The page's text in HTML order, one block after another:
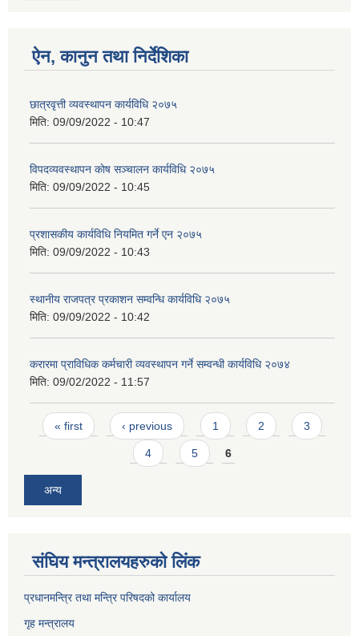
ऐन, कानुन तथा निर्देशिका
छात्रवृत्ती व्यवस्थापन कार्यविधि २०७५
मिति: 09/09/2022 - 10:47
विपदव्यवस्थापन काेष सञ्चालन कार्यविधि २०७५
मिति: 09/09/2022 - 10:45
प्रशासकीय कार्यविधि नियमित गर्ने एन २०७५
मिति: 09/09/2022 - 10:43
स्थानीय राजपत्र प्रकाशन सम्वन्धि कार्यविधि २०७५
मिति: 09/09/2022 - 10:42
करारमा प्राविधिक कर्मचारी व्यवस्थापन गर्ने सम्वन्धी कार्यविधि २०७४
मिति: 09/02/2022 - 11:57
Pages
« first ‹ previous 1 2 3
4 5 6
अन्य
संघिय मन्त्र‍ालयहरुको लिंक
प्रधानमन्त्रि तथा मन्त्रि परिषदको कार्यालय
गृह मन्त्रालय